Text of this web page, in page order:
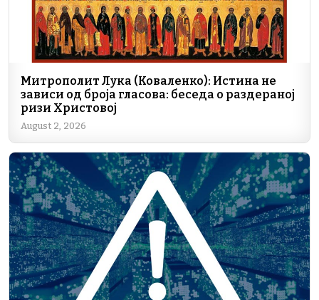
Митрополит Лука (Коваленко): Истина не
зависи од броја гласова: беседа о раздераној
ризи Христовој
August 2, 2026